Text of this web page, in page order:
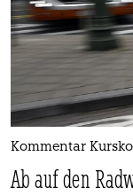
Kommentar
Ab auf den